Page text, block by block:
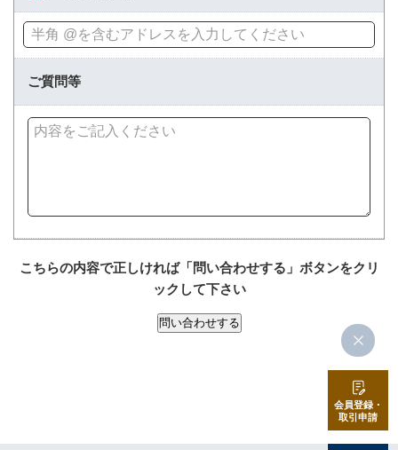
ご質問等
こちらの内容で正しければ「問い合わせする」ボタンをクリ
ックして下さい
会員登録・
取引申請